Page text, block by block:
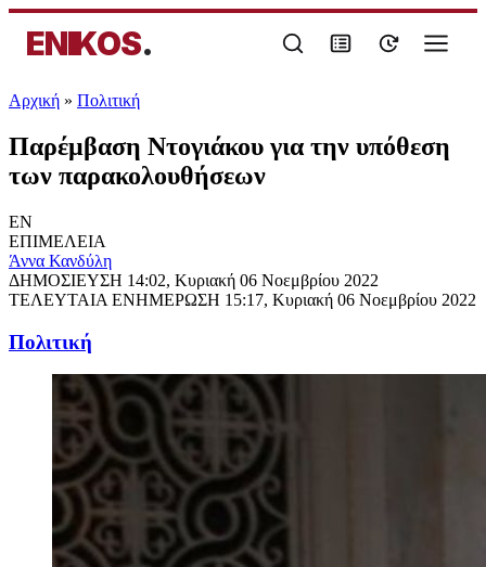
ENIKOS.
Αρχική » Πολιτική
Παρέμβαση Ντογιάκου για την υπόθεση
των παρακολουθήσεων
EN
ΕΠΙΜΕΛΕΙΑ
Άννα Κανδύλη
ΔΗΜΟΣΙΕΥΣΗ 14:02, Κυριακή 06 Νοεμβρίου 2022
ΤΕΛΕΥΤΑΙΑ ΕΝΗΜΕΡΩΣΗ 15:17, Κυριακή 06 Νοεμβρίου 2022
Πολιτική